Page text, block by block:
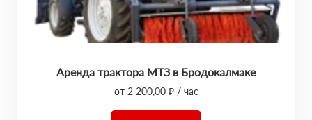
Аренда трактора МТЗ в Бродокалмаке
от 2 200,00 ₽ / час